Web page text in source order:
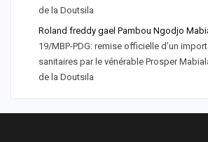
de la Doutsila
Roland freddy gael Pambou Ngodjo
19/MBP-PDG: remise officielle d’un
sanitaires par le vénérable Prosper
de la Doutsila